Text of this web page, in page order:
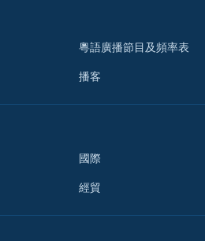
粵語廣播節目及頻率表
播客
國際
經貿